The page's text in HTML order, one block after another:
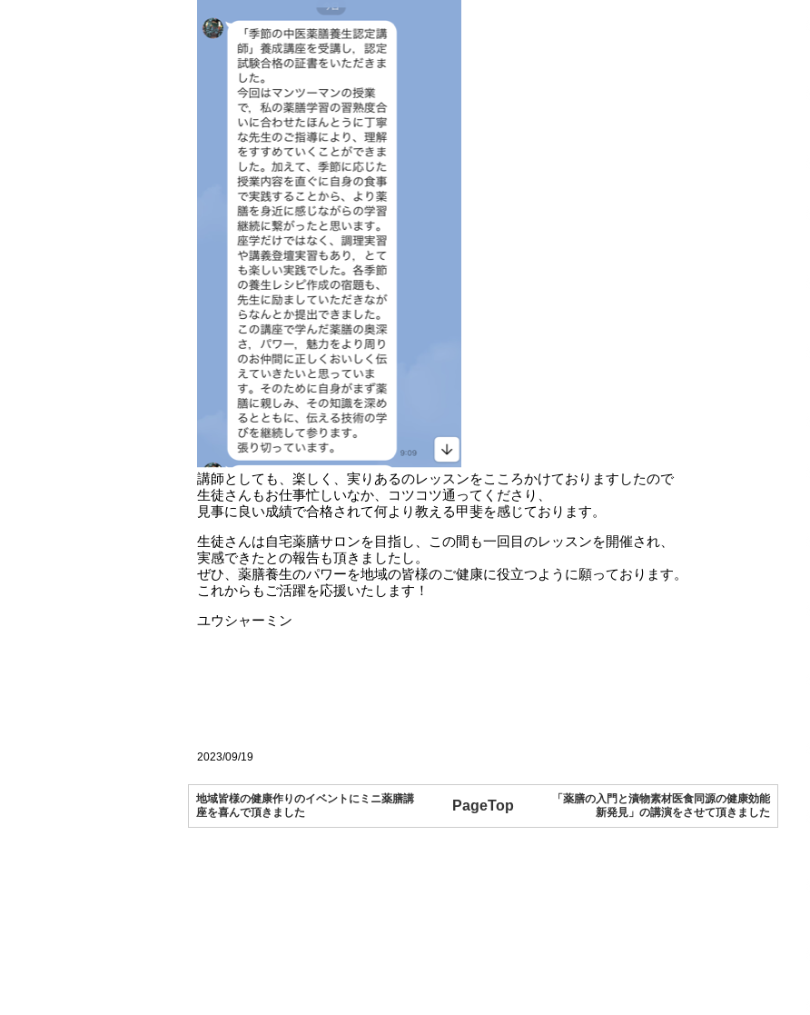
講師としても、楽しく、実りあるのレッスンをこころかけておりますしたので
生徒さんもお仕事忙しいなか、コツコツ通ってくださり、
見事に良い成績で合格されて何より教える甲斐を感じております。
生徒さんは自宅薬膳サロンを目指し、この間も一回目のレッスンを開催され、
実感できたとの報告も頂きましたし。
ぜひ、薬膳養生のパワーを地域の皆様のご健康に役立つように願っております。
これからもご活躍を応援いたします！
ユウシャーミン
2023/09/19
地域皆様の健康作りのイベントにミニ薬膳講
座を喜んで頂きました
PageTop
「薬膳の入門と漬物素材医食同源の健康効能
新発見」の講演をさせて頂きました